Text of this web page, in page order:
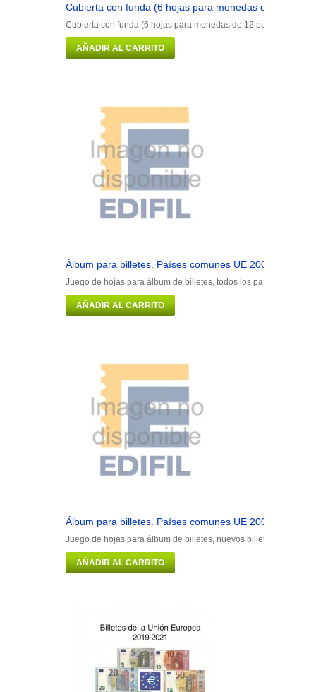
Cubierta con funda (6 hojas para monedas de 12
Cubierta con funda (6 hojas para monedas de 12 países
AÑADIR AL CARRITO
Álbum para billetes. Países comunes UE 2002
Juego de hojas para álbum de billetes, todos los países de la
AÑADIR AL CARRITO
Álbum para billetes. Países comunes UE 2002 - 2003
Juego de hojas para álbum de billetes, nuevos billetes, común
AÑADIR AL CARRITO